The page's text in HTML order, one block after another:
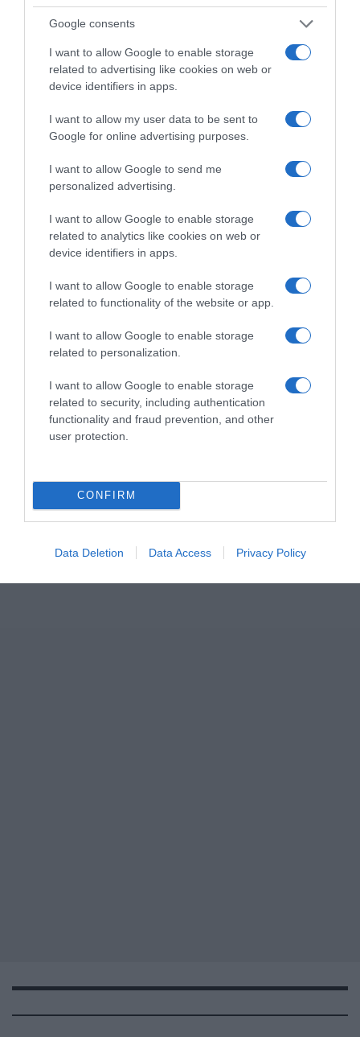
Google consents
I want to allow Google to enable storage
related to advertising like cookies on web or
device identifiers in apps.
I want to allow my user data to be sent to
Google for online advertising purposes.
I want to allow Google to send me
personalized advertising.
I want to allow Google to enable storage
related to analytics like cookies on web or
device identifiers in apps.
I want to allow Google to enable storage
related to functionality of the website or app.
I want to allow Google to enable storage
related to personalization.
I want to allow Google to enable storage
related to security, including authentication
functionality and fraud prevention, and other
user protection.
CONFIRM
Data Deletion Data Access Privacy Policy
αναπτυξιακό καθεστώς για την Άμυνα”
Οκτώ χρήσιμες οδηγίες για την ασφάλεια
στο νερό από τον Ελληνικό Ερυθρό
Σταυρό
Ακολούθησε το debater.gr στο
ΓΕΝΕΘΛΙΑ ΓΙΩΡΓΟΣ ΛΙΑΓΚΑΣ ΖΕΥΓΑΡΙΑ
ΔΙΑΦΗΜΙΣΗ
ΣΧΟΛΙΑ